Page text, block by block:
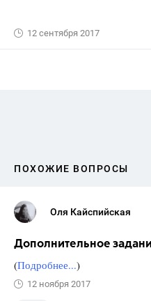
12 сентября 2017
ПОХОЖИЕ ВОПРОСЫ
Оля Кайспийская
Дополнительное
(Подробнее...)
12 ноября 2017